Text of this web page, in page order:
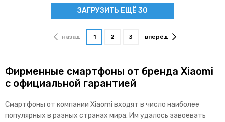
ЗАГРУЗИТЬ ЕЩЁ 30
назад 1 2 3 вперёд
Фирменные смартфоны от бренда Xiaomi
с официальной гарантией
Смартфоны от компании Xiaomi входят в число наиболее
популярных в разных странах мира. Им удалось завоевать